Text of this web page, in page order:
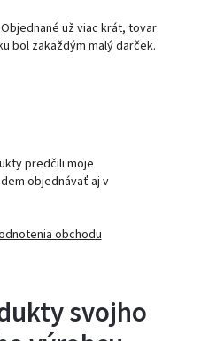
už viac krát, tovar
bol zakaždým malý darček.
predčili moje
objednávať aj v
obchodu
svojho